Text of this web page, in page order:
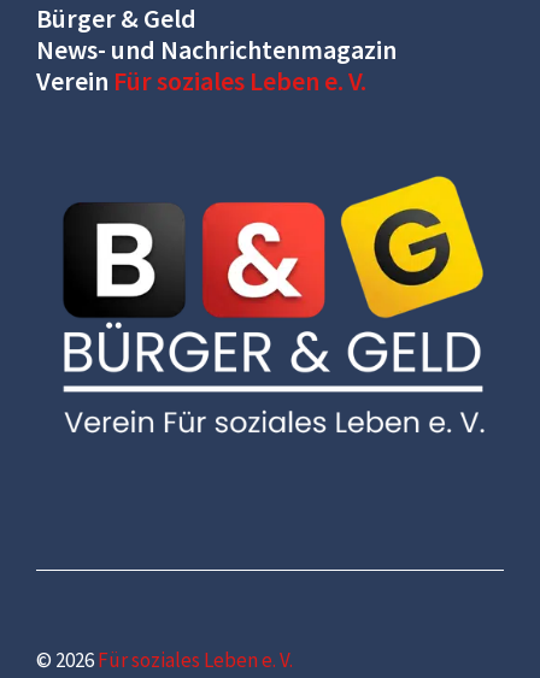
Bürger & Geld
News- und Nachrichtenmagazin
Verein Für soziales Leben e. V.
© 2026Für soziales Leben e. V.